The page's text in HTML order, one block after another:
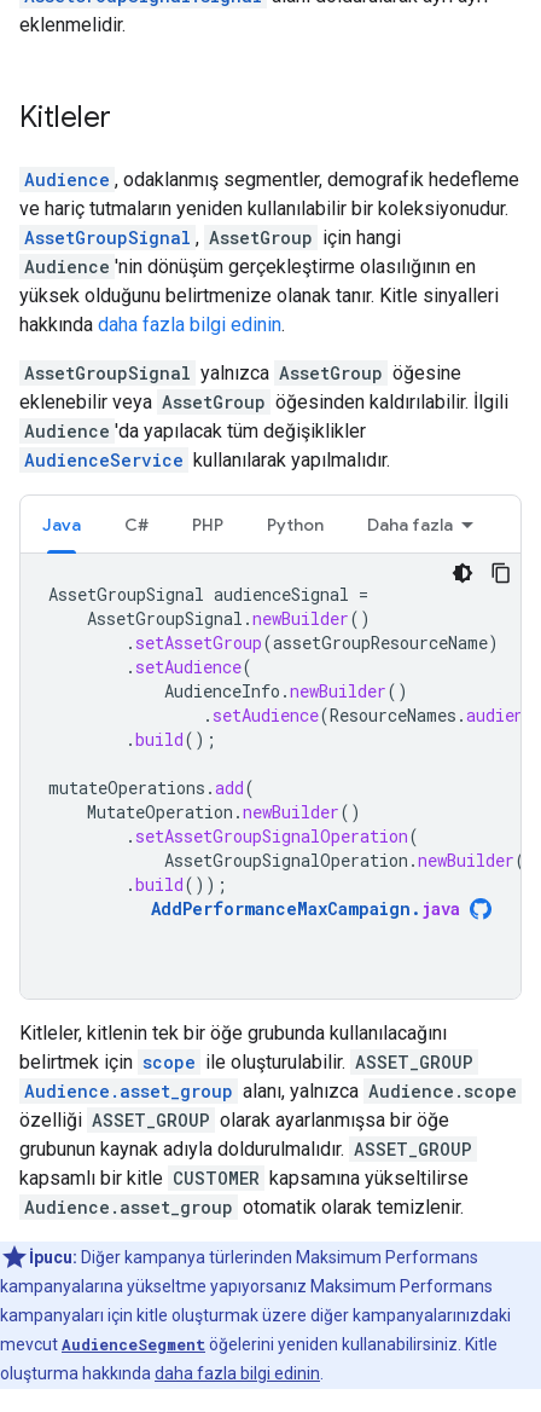
eklenmelidir.
Kitleler
Audience , odaklanmış segmentler, demografik hedefleme
ve hariç tutmaların yeniden kullanılabilir bir koleksiyonudur.
AssetGroupSignal , AssetGroup için hangi
Audience 'nin dönüşüm gerçekleştirme olasılığının en
yüksek olduğunu belirtmenize olanak tanır. Kitle sinyalleri
hakkında daha fazla bilgi edinin.
AssetGroupSignal yalnızca AssetGroup öğesine
eklenebilir veya AssetGroup öğesinden kaldırılabilir. İlgili
Audience 'da yapılacak tüm değişiklikler
AudienceService kullanılarak yapılmalıdır.
Java C# PHP Python Daha fazla
AssetGroupSignal audienceSignal =
AssetGroupSignal .newBuilder()
. setAssetGroup(assetGroupResourceName)
. setAudience(
AudienceInfo .newBuilder()
. setAudience(ResourceNames .
.build();
mutateOperations .add(
MutateOperation .newBuilder()
. setAssetGroupSignalOperation(
AssetGroupSignalOperation .newBuilder
.build());
AddPerformanceMaxCampaign . java
Kitleler, kitlenin tek bir öğe grubunda kullanılacağını
belirtmek için scope ile oluşturulabilir. ASSET_GROUP
Audience.asset_group alanı, yalnızca Audience.scope
özelliği ASSET_GROUP olarak ayarlanmışsa bir öğe
grubunun kaynak adıyla doldurulmalıdır. ASSET_GROUP
kapsamlı bir kitle CUSTOMER kapsamına yükseltilirse
Audience.asset_group otomatik olarak temizlenir.
İpucu: Diğer kampanya türlerinden Maksimum Performans
kampanyalarına yükseltme yapıyorsanız Maksimum Performans
kampanyaları için kitle oluşturmak üzere diğer kampanyalarınızdaki
mevcutAudienceSegment öğelerini yeniden kullanabilirsiniz. Kitle
oluşturma hakkında daha fazla bilgi edinin